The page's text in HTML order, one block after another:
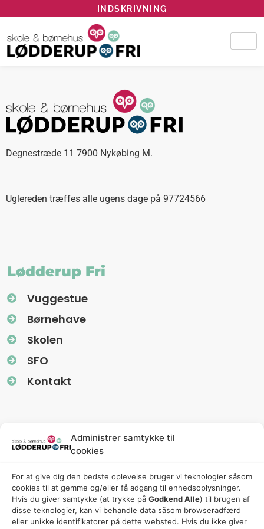
Administrer samtykke til
cookies
For at give dig den bedste oplevelse bruger vi teknologier såsom
cookies til at gemme og/eller få adgang til enhedsoplysninger.
Hvis du giver samtykke (at trykke på Godkend Alle) til brugen af ​​
disse teknologier, kan vi behandle data såsom browseradfærd
eller unikke identifikatorer på dette websted. Hvis du ikke giver
INDSKRIVNING
Degnestræde 11 7900 Nykøbing M.
Uglereden træffes alle ugens dage på 97724566
Lødderup Fri
Vuggestue
Børnehave
Skolen
SFO
Kontakt
Information
Nyhedsbreve (Uglereden)
Fredagsbreve (Friskolen)
Privatlivspolitik
Cookiepolitik